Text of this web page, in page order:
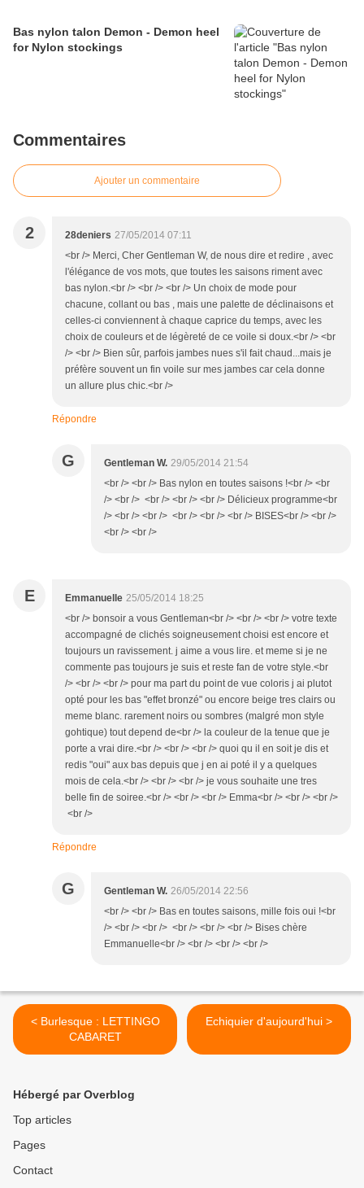
Bas nylon talon Demon - Demon heel
for Nylon stockings
Commentaires
Ajouter un commentaire
2 28deniers 27/05/2014 07:11
<br /> Merci, Cher Gentleman W, de nous dire et redire , avec
l'élégance de vos mots, que toutes les saisons riment avec
bas nylon.<br /> <br /> <br /> Un choix de mode pour
chacune, collant ou bas , mais une palette de déclinaisons et
celles-ci conviennent à chaque caprice du temps, avec les
choix de couleurs et de légèreté de ce voile si doux.<br /> <br
/> <br /> Bien sûr, parfois jambes nues s'il fait chaud...mais je
préfère souvent un fin voile sur mes jambes car cela donne
un allure plus chic.<br />
Répondre
G Gentleman W. 29/05/2014 21:54
<br /> <br /> Bas nylon en toutes saisons !<br /> <br
/> <br /> <br /> <br /> <br /> Délicieux programme<br
/> <br /> <br /> <br /> <br /> <br /> BISES<br /> <br />
<br /> <br />
E Emmanuelle 25/05/2014 18:25
<br /> bonsoir a vous Gentleman<br /> <br /> <br /> votre texte
accompagné de clichés soigneusement choisi est encore et
toujours un ravissement. j aime a vous lire. et meme si je ne
commente pas toujours je suis et reste fan de votre style.<br
/> <br /> <br /> pour ma part du point de vue coloris j ai plutot
opté pour les bas "effet bronzé" ou encore beige tres clairs ou
meme blanc. rarement noirs ou sombres (malgré mon style
gohtique) tout depend de<br /> la couleur de la tenue que je
porte a vrai dire.<br /> <br /> <br /> quoi qu il en soit je dis et
redis "oui" aux bas depuis que j en ai poté il y a quelques
mois de cela.<br /> <br /> <br /> je vous souhaite une tres
belle fin de soiree.<br /> <br /> <br /> Emma<br /> <br /> <br />
<br />
Répondre
G Gentleman W. 26/05/2014 22:56
<br /> <br /> Bas en toutes saisons, mille fois oui !<br
/> <br /> <br /> <br /> <br /> <br /> Bises chère
Emmanuelle<br /> <br /> <br /> <br />
< Burlesque : LETTINGO
CABARET
Echiquier d'aujourd'hui >
Hébergé par Overblog
Top articles
Pages
Contact